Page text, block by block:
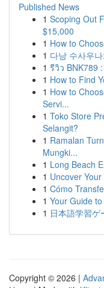
Published News
1 Scoping Out
$15,000
1 How to
1 다낭 수사우
1 รีวิว BNK789
1 How to Find
1 How to
Servi...
1 Toko Store
Selangit?
1 Ramalan
Mungki...
1 Long Beach
1 Uncover
1 Cómo
1 Your Guide
1 日本語学習ゲ
Copyright © 2026 |